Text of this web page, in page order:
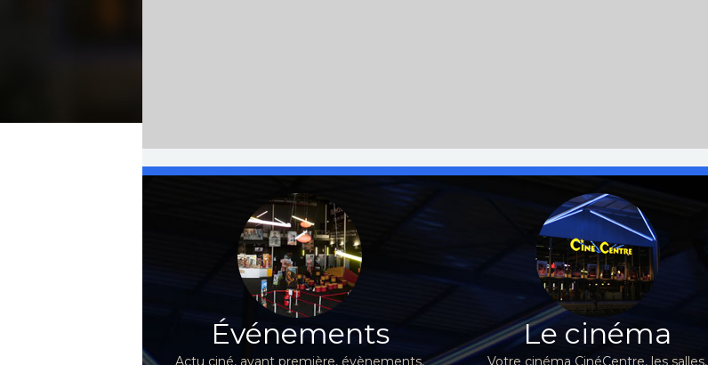
Événements
Actu ciné, avant première, évènements,
Le cinéma
Votre cinéma CinéCentre, les salles,